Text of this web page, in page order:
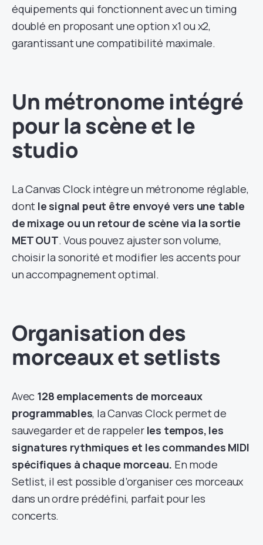
équipements qui fonctionnent avec un timing
doublé en proposant une option x1 ou x2,
garantissant une compatibilité maximale.
Un métronome intégré
pour la scène et le
studio
La Canvas Clock intègre un métronome réglable,
dont le signal peut être envoyé vers une table
de mixage ou un retour de scène via la sortie
MET OUT. Vous pouvez ajuster son volume,
choisir la sonorité et modifier les accents pour
un accompagnement optimal.
Organisation des
morceaux et setlists
Avec 128 emplacements de morceaux
programmables, la Canvas Clock permet de
sauvegarder et de rappeler les tempos, les
signatures rythmiques et les commandes MIDI
spécifiques à chaque morceau. En mode
Setlist, il est possible d’organiser ces morceaux
dans un ordre prédéfini, parfait pour les
concerts.